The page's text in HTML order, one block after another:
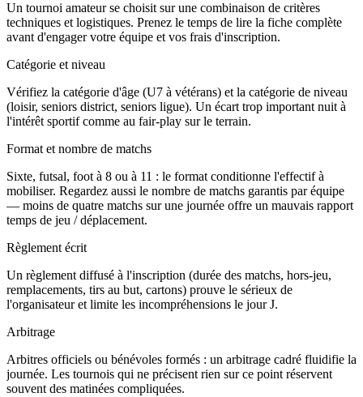
Un tournoi amateur se choisit sur une combinaison de critères
techniques et logistiques. Prenez le temps de lire la fiche complète
avant d'engager votre équipe et vos frais d'inscription.
Catégorie et niveau
Vérifiez la catégorie d'âge (U7 à vétérans) et la catégorie de niveau
(loisir, seniors district, seniors ligue). Un écart trop important nuit à
l'intérêt sportif comme au fair-play sur le terrain.
Format et nombre de matchs
Sixte, futsal, foot à 8 ou à 11 : le format conditionne l'effectif à
mobiliser. Regardez aussi le nombre de matchs garantis par équipe
— moins de quatre matchs sur une journée offre un mauvais rapport
temps de jeu / déplacement.
Règlement écrit
Un règlement diffusé à l'inscription (durée des matchs, hors-jeu,
remplacements, tirs au but, cartons) prouve le sérieux de
l'organisateur et limite les incompréhensions le jour J.
Arbitrage
Arbitres officiels ou bénévoles formés : un arbitrage cadré fluidifie la
journée. Les tournois qui ne précisent rien sur ce point réservent
souvent des matinées compliquées.